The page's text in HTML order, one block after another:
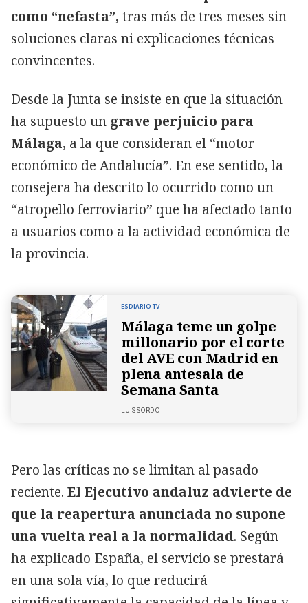
como “nefasta”, tras más de tres meses sin
soluciones claras ni explicaciones técnicas
convincentes.
Desde la Junta se insiste en que la situación
ha supuesto un grave perjuicio para
Málaga, a la que consideran el “motor
económico de Andalucía”. En ese sentido, la
consejera ha descrito lo ocurrido como un
“atropello ferroviario” que ha afectado tanto
a usuarios como a la actividad económica de
la provincia.
ESDIARIO TV
Málaga teme un golpe
millonario por el corte
del AVE con Madrid en
plena antesala de
Semana Santa
LUIS SORDO
Pero las críticas no se limitan al pasado
reciente. El Ejecutivo andaluz advierte de
que la reapertura anunciada no supone
una vuelta real a la normalidad. Según
ha explicado España, el servicio se prestará
en una sola vía, lo que reducirá